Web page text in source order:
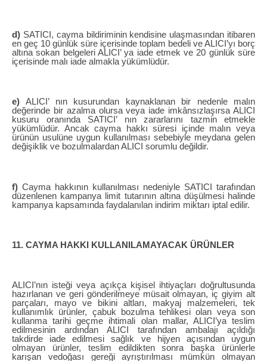
d) SATICI, cayma bildiriminin kendisine ulaşmasından itibaren
en geç 10 günlük süre içerisinde toplam bedeli ve ALICI’yı borç
altına sokan belgeleri ALICI’ ya iade etmek ve 20 günlük süre
içerisinde malı iade almakla yükümlüdür.
e) ALICI’ nın kusurundan kaynaklanan bir nedenle malın
değerinde bir azalma olursa veya iade imkânsızlaşırsa ALICI
kusuru oranında SATICI’ nın zararlarını tazmin etmekle
yükümlüdür. Ancak cayma hakkı süresi içinde malın veya
ürünün usulüne uygun kullanılması sebebiyle meydana gelen
değişiklik ve bozulmalardan ALICI sorumlu değildir.
f) Cayma hakkının kullanılması nedeniyle SATICI tarafından
düzenlenen kampanya limit tutarının altına düşülmesi halinde
kampanya kapsamında faydalanılan indirim miktarı iptal edilir.
11. CAYMA HAKKI KULLANILAMAYACAK ÜRÜNLER
ALICI’nın isteği veya açıkça kişisel ihtiyaçları doğrultusunda
hazırlanan ve geri gönderilmeye müsait olmayan, iç giyim alt
parçaları, mayo ve bikini altları, makyaj malzemeleri, tek
kullanımlık ürünler, çabuk bozulma tehlikesi olan veya son
kullanma tarihi geçme ihtimali olan mallar, ALICI’ya teslim
edilmesinin ardından ALICI tarafından ambalajı açıldığı
takdirde iade edilmesi sağlık ve hijyen açısından uygun
olmayan ürünler, teslim edildikten sonra başka ürünlerle
karışan vedoğası gereği ayrıştırılması mümkün olmayan